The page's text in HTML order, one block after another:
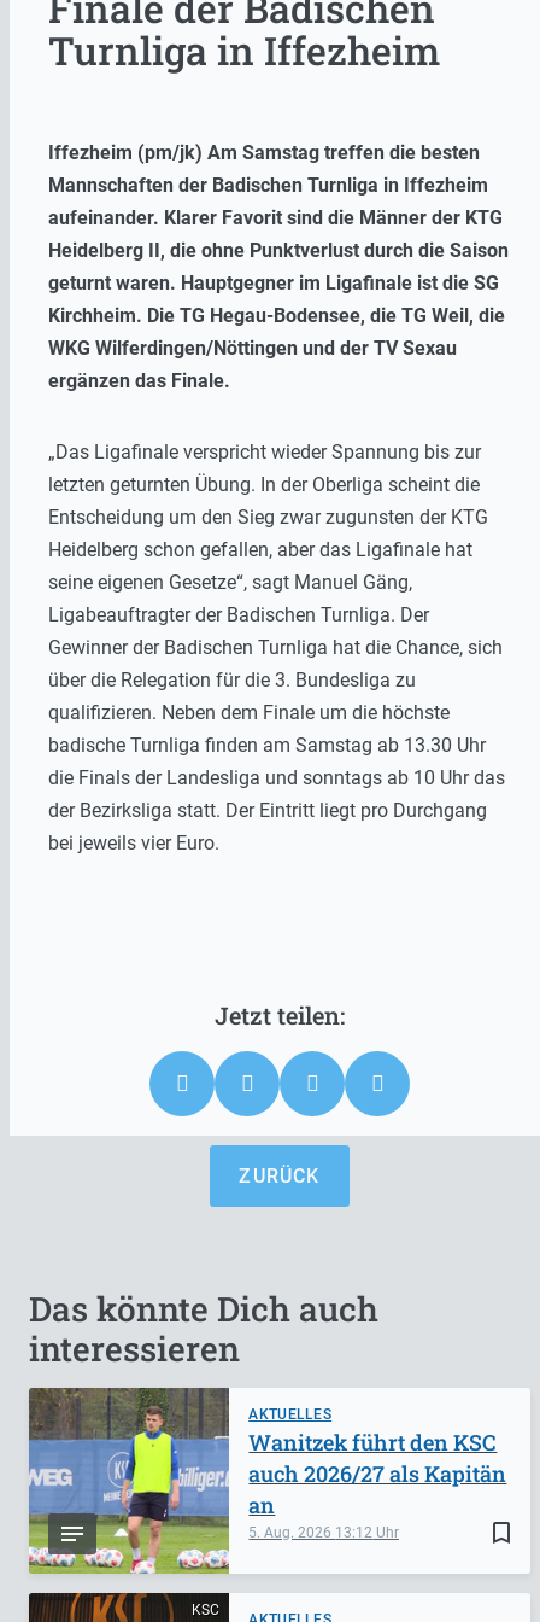
Turnliga in Iffezheim
Iffezheim (pm/jk) Am Samstag treffen die besten
Mannschaften der Badischen Turnliga in Iffezheim
aufeinander. Klarer Favorit sind die Männer der KTG
Heidelberg II, die ohne Punktverlust durch die Saison
geturnt waren. Hauptgegner im Ligafinale ist die SG
Kirchheim. Die TG Hegau-Bodensee, die TG Weil, die
WKG Wilferdingen/Nöttingen und der TV Sexau
ergänzen das Finale.
„Das Ligafinale verspricht wieder Spannung bis zur
letzten geturnten Übung. In der Oberliga scheint die
Entscheidung um den Sieg zwar zugunsten der KTG
Heidelberg schon gefallen, aber das Ligafinale hat
seine eigenen Gesetze“, sagt Manuel Gäng,
Ligabeauftragter der Badischen Turnliga. Der
Gewinner der Badischen Turnliga hat die Chance, sich
über die Relegation für die 3. Bundesliga zu
qualifizieren. Neben dem Finale um die höchste
badische Turnliga finden am Samstag ab 13.30 Uhr
die Finals der Landesliga und sonntags ab 10 Uhr das
der Bezirksliga statt. Der Eintritt liegt pro Durchgang
bei jeweils vier Euro.
ZURÜCK
Das könnte Dich auch
interessieren
AKTUELLES
bookmark_border
5. Aug. 2026 13:12
Wanitzek führt den KSC
auch 2026/27 als Kapitän
an
KSC